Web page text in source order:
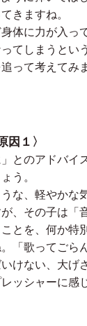
きますね。
体に力が入っ
てしまうとい
って考えてみ
因１〉
とのアドバイ
う。
な、軽やかな
、その子は「
とを、何か特
「歌ってごら
けない、大げ
ッシャーに感